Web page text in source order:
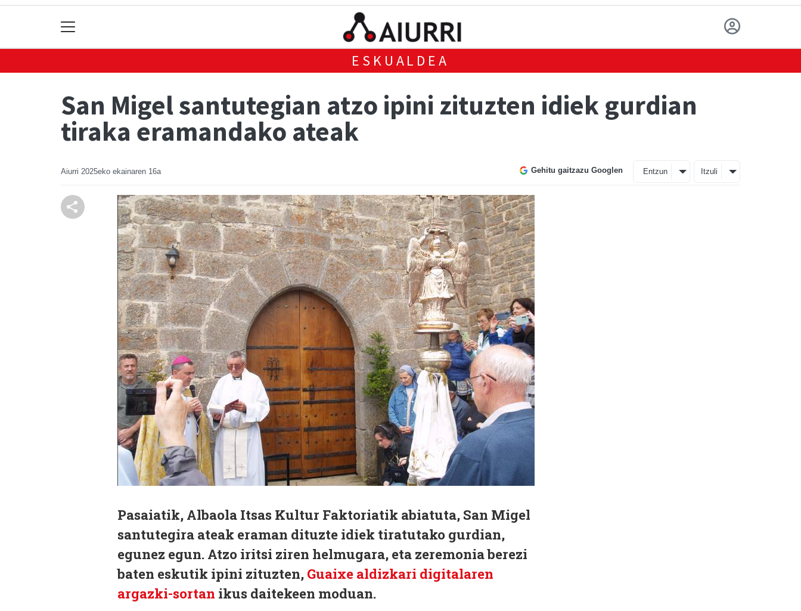
ESKUALDEA
San Migel santutegian atzo ipini zituzten idiek gurdian
tiraka eramandako ateak
Aiurri 2025eko ekainaren 16a Gehitu gaitzazu Googlen Entzun Itzuli
Pasaiatik, Albaola Itsas Kultur Faktoriatik abiatuta, San Migel
santutegira ateak eraman dituzte idiek tiratutako gurdian,
egunez egun. Atzo iritsi ziren helmugara, eta zeremonia berezi
baten eskutik ipini zituzten, Guaixe aldizkari digitalaren
argazki-sortan ikus daitekeen moduan.